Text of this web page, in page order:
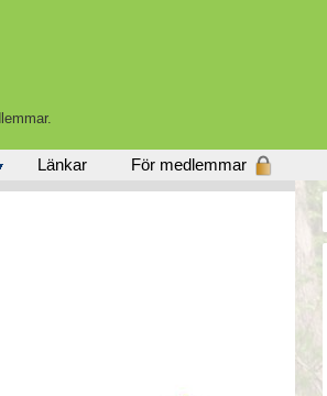
Länkar För medlemmar